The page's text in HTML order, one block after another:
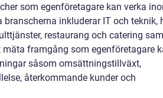
som egenföretagare kan verka
inkluderar IT och teknik,
restaurang och catering
framgång som egenföretagare
såsom omsättningstillväxt,
återkommande kunder och